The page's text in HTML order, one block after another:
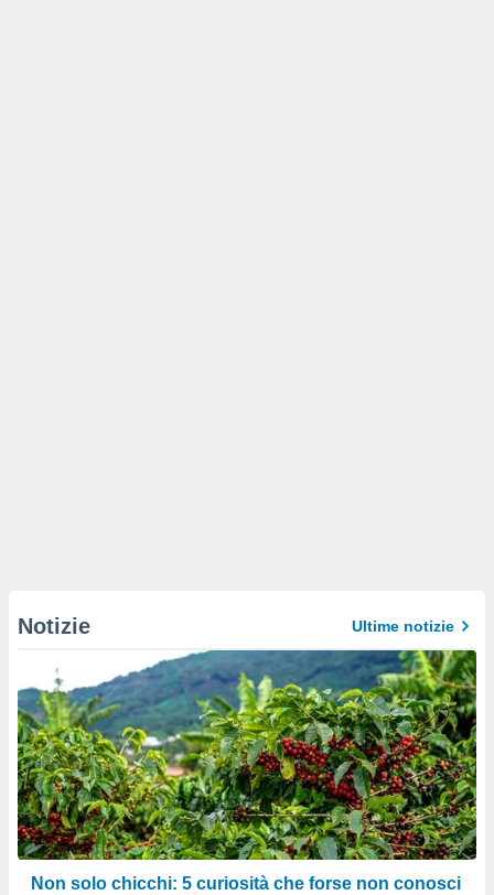
Notizie Ultime notizie
Non solo chicchi: 5 curiosità che forse non conosci